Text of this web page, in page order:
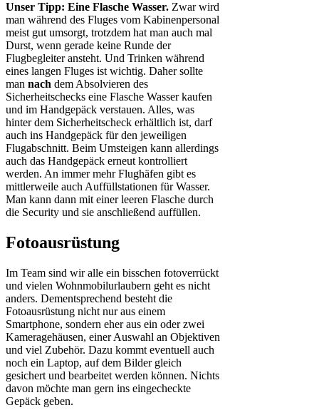
Unser Tipp: Eine Flasche Wasser. Zwar wird
man während des Fluges vom Kabinenpersonal
meist gut umsorgt, trotzdem hat man auch mal
Durst, wenn gerade keine Runde der
Flugbegleiter ansteht. Und Trinken während
eines langen Fluges ist wichtig. Daher sollte
man nach dem Absolvieren des
Sicherheitschecks eine Flasche Wasser kaufen
und im Handgepäck verstauen. Alles, was
hinter dem Sicherheitscheck erhältlich ist, darf
auch ins Handgepäck für den jeweiligen
Flugabschnitt. Beim Umsteigen kann allerdings
auch das Handgepäck erneut kontrolliert
werden. An immer mehr Flughäfen gibt es
mittlerweile auch Auffüllstationen für Wasser.
Man kann dann mit einer leeren Flasche durch
die Security und sie anschließend auffüllen.
Fotoausrüstung
Im Team sind wir alle ein bisschen fotoverrückt
und vielen Wohnmobilurlaubern geht es nicht
anders. Dementsprechend besteht die
Fotoausrüstung nicht nur aus einem
Smartphone, sondern eher aus ein oder zwei
Kameragehäusen, einer Auswahl an Objektiven
und viel Zubehör. Dazu kommt eventuell auch
noch ein Laptop, auf dem Bilder gleich
gesichert und bearbeitet werden können. Nichts
davon möchte man gern ins eingecheckte
Gepäck geben.